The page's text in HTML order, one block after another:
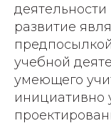
развитие
учебной
умеющего
инициативно